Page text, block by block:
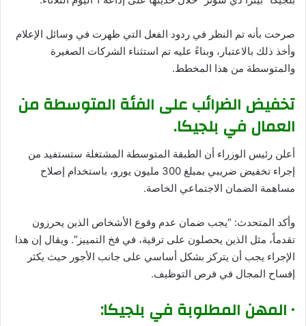
صرحت بأنه تم النظر في ردود الفعل التي ظهرت في وسائل الإعلام
وأخذ ذلك بالاعتبار، وبناءً عليه تم استثناء الشركات الصغيرة
والمتوسطة من هذا المخطط.
تخفيض الضرائب على الفئة المتوسطة من
العمال في بلجيكا.
أعلن رئيس الوزراء أن الطبقة المتوسطة المشتغلة ستستفيد من
إجراء تخفيض ضريبي بمبلغ 300 مليون يورو، باستخدام إصلاح
مساهمة الضمان الاجتماعي الخاصة.
وأكد المتحدث: “يجب ضمان عدم وقوع الأشخاص الذين يحرزون
تقدماً، مثل الذين يحصلون على ترقية، في فخ التمييز”. ويقال إن هذا
الإجراء يجب أن يتركز بشكل أساسي على جانب الأجور حيث يكثر
إفساح المجال في فرص التوظيف.
• المهن المطلوبة في بلجيكا: